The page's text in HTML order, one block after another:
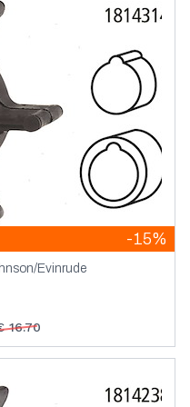
-15%
Evinrude
16.70
Salpa